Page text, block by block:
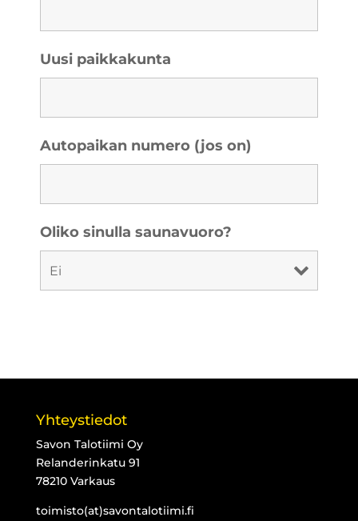
Uusi paikkakunta
Autopaikan numero (jos on)
Oliko sinulla saunavuoro?
Yhteystiedot
Savon Talotiimi Oy
Relanderinkatu 91
78210 Varkaus
toimisto(at)savontalotiimi.fi